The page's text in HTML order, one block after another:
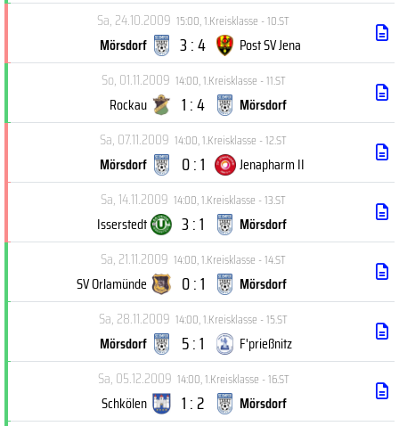
Sa, 24.10.2009 15:00,1.Kreisklasse - 10.ST
Mörsdorf 3 : 4
Post SV Jena
So, 01.11.2009 14:00,1.Kreisklasse - 11.ST
Rockau 1 : 4
Mörsdorf
Sa, 07.11.2009 14:00,1.Kreisklasse - 12.ST
Mörsdorf 0 : 1
Jenapharm II
Sa, 14.11.2009 14:00,1.Kreisklasse - 13.ST
Isserstedt 3 : 1
Mörsdorf
Sa, 21.11.2009 14:00,1.Kreisklasse - 14.ST
SV Orlamünde 0 : 1
Mörsdorf
Sa, 28.11.2009 14:00,1.Kreisklasse - 15.ST
Mörsdorf 5 : 1
F'prießnitz
Sa, 05.12.2009 14:00,1.Kreisklasse - 16.ST
Schkölen 1 : 2
Mörsdorf